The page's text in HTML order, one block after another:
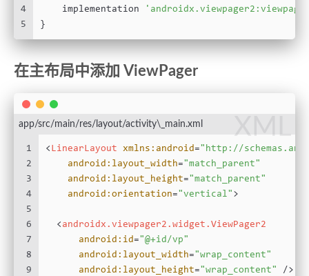
4
5
    implementation
}
在主布局中添加 ViewPager
XML
app/src/main/res/layout/activity\_main.xml
1
2
3
4
5
6
7
8
9
< LinearLayout xmlns:android= "http://
android:layout_width= "match_parent"
android:layout_height= "match_parent"
android:orientation= "vertical" >
< androidx.viewpager2.widget.ViewPager2
android:id= "@+id/vp"
android:layout_width= "wrap_content"
android:layout_height= "wrap_content" />